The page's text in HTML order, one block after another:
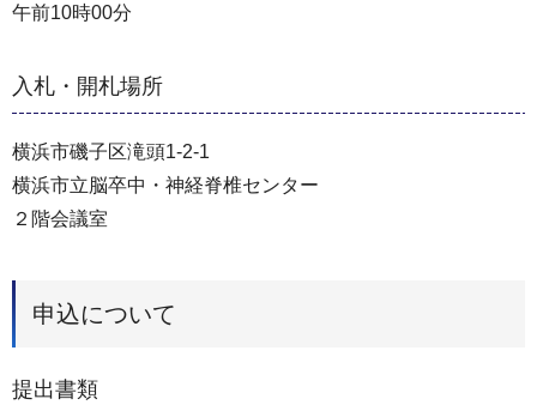
午前10時00分
入札・開札場所
横浜市磯子区滝頭1-2-1
横浜市立脳卒中・神経脊椎センター
２階会議室
申込について
提出書類